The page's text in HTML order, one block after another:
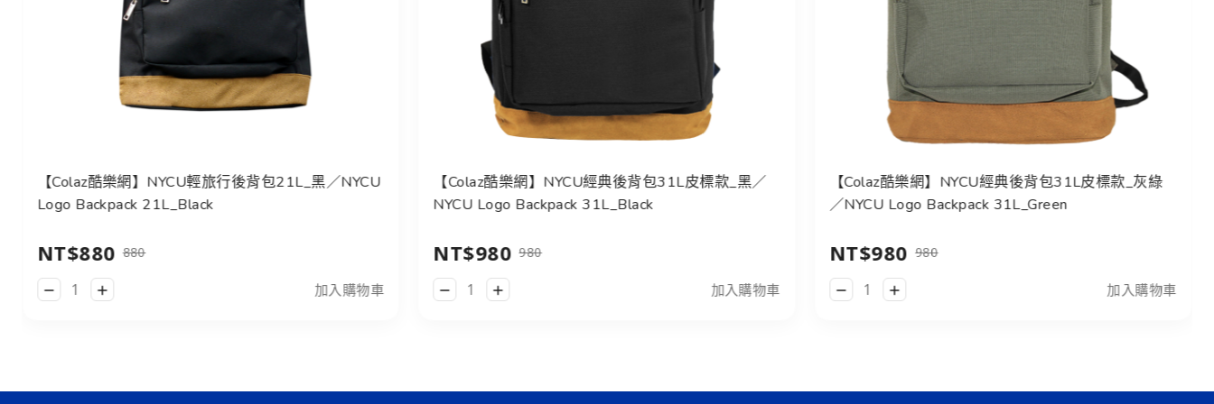
【Colaz酷樂網】NYCU輕旅行後背包21L_黑／NYCU
Logo Backpack 21L_Black
NT$880 880
加入購物車
【Colaz酷樂網】NYCU經典後背包31L皮標款_黑／
NYCU Logo Backpack 31L_Black
NT$980 980
加入購物車
【Colaz酷樂網】NYCU經典後背包31L皮標款_灰綠
／NYCU Logo Backpack 31L_Green
NT$980 980
加入購物車